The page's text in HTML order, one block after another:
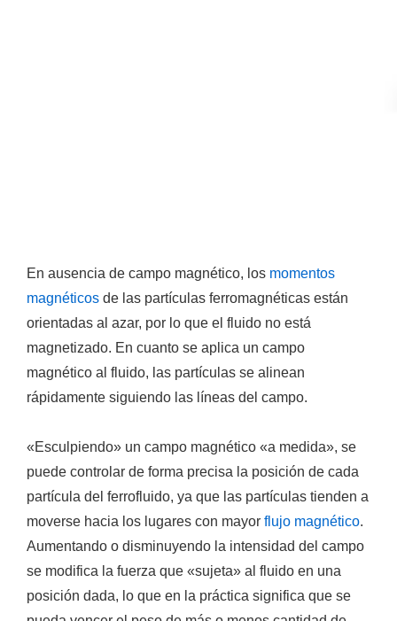
En ausencia de campo magnético, los momentos
magnéticos de las partículas ferromagnéticas están
orientadas al azar, por lo que el fluido no está
magnetizado. En cuanto se aplica un campo
magnético al fluido, las partículas se alinean
rápidamente siguiendo las líneas del campo.
«Esculpiendo» un campo magnético «a medida», se
puede controlar de forma precisa la posición de cada
partícula del ferrofluido, ya que las partículas tienden a
moverse hacia los lugares con mayor flujo magnético.
Aumentando o disminuyendo la intensidad del campo
se modifica la fuerza que «sujeta» al fluido en una
posición dada, lo que en la práctica significa que se